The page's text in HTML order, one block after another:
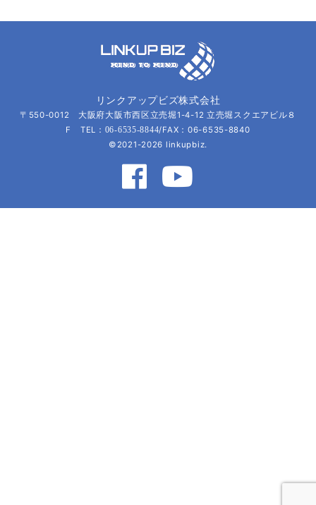
リンクアップビズ株式会社
〒550-0012 大阪府大阪市西区立売堀1-4-12 立売堀スクエアビル８
F TEL： 06-6535-8844/FAX：06-6535-8840
©2021-2026 linkupbiz.